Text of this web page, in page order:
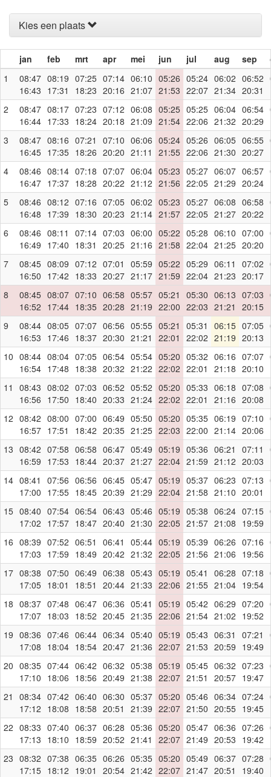
Kies een plaats
jan feb mrt apr mei jun jul aug sep
1
08:47
16:43
08:19
17:31
07:25
18:23
07:14
20:16
06:10
21:07
05:26
21:53
05:24
22:07
06:02
21:34
06:52
20:31
2
08:47
16:44
08:17
17:33
07:23
18:24
07:12
20:18
06:08
21:09
05:25
21:54
05:25
22:06
06:04
21:32
06:54
20:29
3
08:47
16:45
08:16
17:35
07:21
18:26
07:10
20:20
06:06
21:11
05:24
21:55
05:26
22:06
06:05
21:30
06:55
20:27
4
08:46
16:47
08:14
17:37
07:18
18:28
07:07
20:22
06:04
21:12
05:23
21:56
05:27
22:05
06:07
21:29
06:57
20:24
5
08:46
16:48
08:12
17:39
07:16
18:30
07:05
20:23
06:02
21:14
05:23
21:57
05:27
22:05
06:08
21:27
06:58
20:22
6
08:46
16:49
08:11
17:40
07:14
18:31
07:03
20:25
06:00
21:16
05:22
21:58
05:28
22:04
06:10
21:25
07:00
20:20
7
08:45
16:50
08:09
17:42
07:12
18:33
07:01
20:27
05:59
21:17
05:22
21:59
05:29
22:04
06:11
21:23
07:02
20:17
8
08:45
16:52
08:07
17:44
07:10
18:35
06:58
20:28
05:57
21:19
05:21
22:00
05:30
22:03
06:13
21:21
07:03
20:15
9
08:44
16:53
08:05
17:46
07:07
18:37
06:56
20:30
05:55
21:21
05:21
22:01
05:31
22:02
06:15
21:19
07:05
20:13
10 08:44
16:54
08:04
17:48
07:05
18:38
06:54
20:32
05:54
21:22
05:20
22:02
05:32
22:01
06:16
21:18
07:07
20:10
11
08:43
16:56
08:02
17:50
07:03
18:40
06:52
20:33
05:52
21:24
05:20
22:02
05:33
22:01
06:18
21:16
07:08
20:08
12 08:42
16:57
08:00
17:51
07:00
18:42
06:49
20:35
05:50
21:25
05:20
22:03
05:35
22:00
06:19
21:14
07:10
20:06
13 08:42
16:59
07:58
17:53
06:58
18:44
06:47
20:37
05:49
21:27
05:19
22:04
05:36
21:59
06:21
21:12
07:11
20:03
14 08:41
17:00
07:56
17:55
06:56
18:45
06:45
20:39
05:47
21:29
05:19
22:04
05:37
21:58
06:23
21:10
07:13
20:01
15 08:40
17:02
07:54
17:57
06:54
18:47
06:43
20:40
05:46
21:30
05:19
22:05
05:38
21:57
06:24
21:08
07:15
19:59
16 08:39
17:03
07:52
17:59
06:51
18:49
06:41
20:42
05:44
21:32
05:19
22:05
05:39
21:56
06:26
21:06
07:16
19:56
17 08:38
17:05
07:50
18:01
06:49
18:51
06:38
20:44
05:43
21:33
05:19
22:06
05:41
21:55
06:28
21:04
07:18
19:54
18 08:37
17:07
07:48
18:03
06:47
18:52
06:36
20:45
05:41
21:35
05:19
22:06
05:42
21:54
06:29
21:02
07:20
19:52
19 08:36
17:08
07:46
18:04
06:44
18:54
06:34
20:47
05:40
21:36
05:19
22:07
05:43
21:53
06:31
20:59
07:21
19:49
20 08:35
17:10
07:44
18:06
06:42
18:56
06:32
20:49
05:38
21:38
05:19
22:07
05:45
21:51
06:32
20:57
07:23
19:47
21
08:34
17:12
07:42
18:08
06:40
18:58
06:30
20:51
05:37
21:39
05:20
22:07
05:46
21:50
06:34
20:55
07:24
19:45
22 08:33
17:13
07:40
18:10
06:37
18:59
06:28
20:52
05:36
21:41
05:20
22:07
05:47
21:49
06:36
20:53
07:26
19:42
23 08:32
17:15
07:38
18:12
06:35
19:01
06:26
20:54
05:35
21:42
05:20
22:07
05:49
21:47
06:37
20:51
07:28
19:40